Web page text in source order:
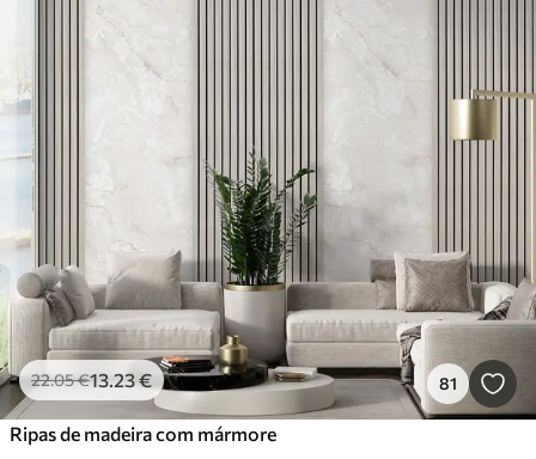
22.05€13.23€ 81
Ripas de madeira com mármore